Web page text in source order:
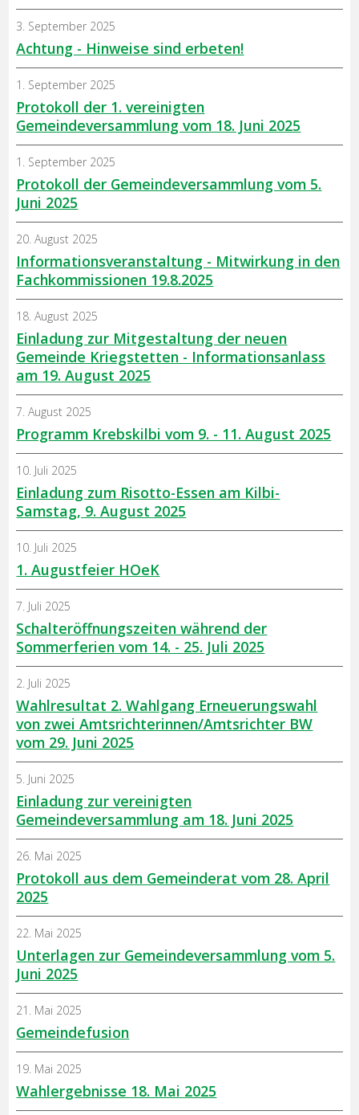
Achtung - Hinweise sind erbeten!
3. September 2025
Protokoll der 1. vereinigten
Gemeindeversammlung vom 18. Juni 2025
1. September 2025
Protokoll der Gemeindeversammlung vom 5.
Juni 2025
1. September 2025
Informationsveranstaltung - Mitwirkung in den
Fachkommissionen 19.8.2025
20. August 2025
Einladung zur Mitgestaltung der neuen
Gemeinde Kriegstetten - Informationsanlass
am 19. August 2025
18. August 2025
Programm Krebskilbi vom 9. - 11. August 2025
7. August 2025
Einladung zum Risotto-Essen am Kilbi-
Samstag, 9. August 2025
10. Juli 2025
1. Augustfeier HOeK
10. Juli 2025
Schalteröffnungszeiten während der
Sommerferien vom 14. - 25. Juli 2025
7. Juli 2025
Wahlresultat 2. Wahlgang Erneuerungswahl
von zwei Amtsrichterinnen/Amtsrichter BW
vom 29. Juni 2025
2. Juli 2025
Einladung zur vereinigten
Gemeindeversammlung am 18. Juni 2025
5. Juni 2025
Protokoll aus dem Gemeinderat vom 28. April
2025
26. Mai 2025
Unterlagen zur Gemeindeversammlung vom 5.
Juni 2025
22. Mai 2025
Gemeindefusion
21. Mai 2025
Wahlergebnisse 18. Mai 2025
19. Mai 2025